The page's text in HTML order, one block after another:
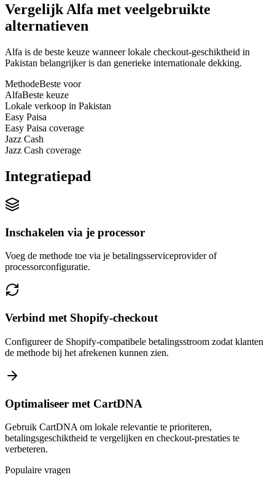
Vergelijk Alfa met veelgebruikte
alternatieven
Alfa is de beste keuze wanneer lokale checkout-geschiktheid in
Pakistan belangrijker is dan generieke internationale dekking.
MethodeBeste voor
AlfaBeste keuze
Lokale verkoop in Pakistan
Easy Paisa
Easy Paisa coverage
Jazz Cash
Jazz Cash coverage
Integratiepad
Inschakelen via je processor
Voeg de methode toe via je betalingsserviceprovider of
processorconfiguratie.
Verbind met Shopify-checkout
Configureer de Shopify-compatibele betalingsstroom zodat klanten
de methode bij het afrekenen kunnen zien.
Optimaliseer met CartDNA
Gebruik CartDNA om lokale relevantie te prioriteren,
betalingsgeschiktheid te vergelijken en checkout-prestaties te
verbeteren.
Populaire vragen